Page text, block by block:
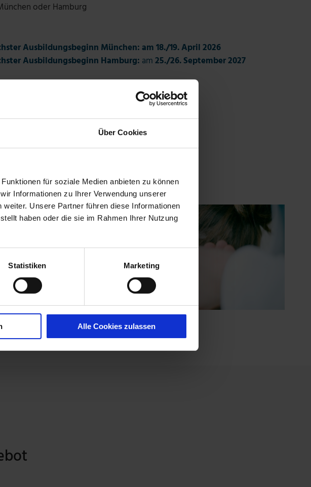
Über Cookies
für soziale Medien anbieten zu können
Informationen zu Ihrer Verwendung unserer
Unsere Partner führen diese Informationen
haben oder die sie im Rahmen Ihrer Nutzung
Statistiken Marketing
Alle Cookies zulassen
oder Hamburg
Ausbildungsbeginn München: am 18./19. April 2026
Ausbildungsbeginn Hamburg: am25./26. September 2027